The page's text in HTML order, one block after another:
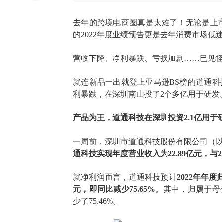
去年的跨境电商圈真是太难了！无论是
的2022年度业绩预告更是去年消费市场低
营收下降、净利暴跌、亏损加剧 ……已见
就连新品一出就登上亚马逊BS榜的道通
利暴跌，在深圳南山投了2个多亿用于研发
产品为王，道通科技在深圳投资2.1亿用于
一周前，深圳市道通科技股份有限公司（
通科技实现年度营业收入为22.89亿元，与
就净利润而言，道通科技预计2022年年度
元，即同比减少75.65%。其中，归属于
少了75.46%。